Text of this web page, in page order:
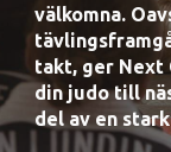
välkomna.
takt, ger Next
din judo till
del av en